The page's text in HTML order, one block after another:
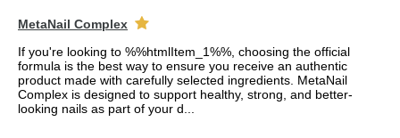
MetaNail Complex
If you're looking to %%htmlItem_1%%, choosing the official
formula is the best way to ensure you receive an authentic
product made with carefully selected ingredients. MetaNail
Complex is designed to support healthy, strong, and better-
looking nails as part of your d...